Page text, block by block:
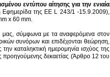
εντύπου αίτησης για την ενιαία
της ΕΕ L 243/1 -15.9.2009),
x 60 mm.
σύμφωνα με τα αναφερόμενα στον
συνόρων και επιδέχονται θεώρηση,
καταληκτική ημερομηνία ισχύος της
προηγούμενης δεκαετίας (Άρθρο 12 του